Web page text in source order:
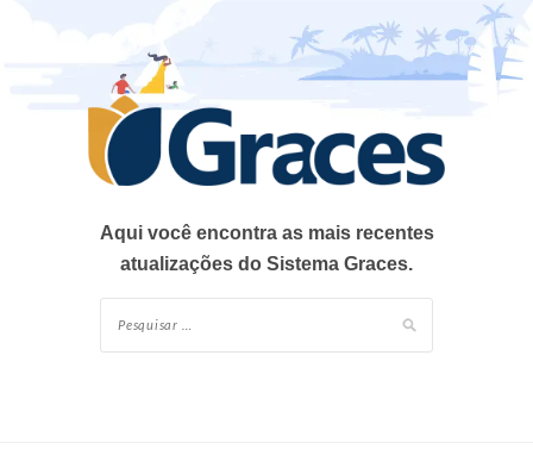
Aqui você encontra as mais recentes
atualizações do Sistema Graces.
por: